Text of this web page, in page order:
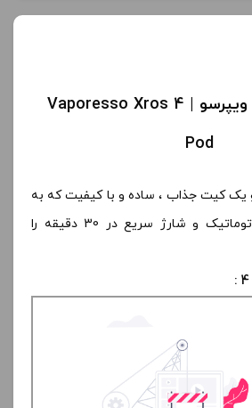
پاد اکسراس 4 ویپرسو | Vaporesso Xros 4
Pod
یک کیت جذاب ، ساده و با کیفیت که به
شما امکان کامدهی اتوماتیک و شارژ سریع در 30 دقیقه را